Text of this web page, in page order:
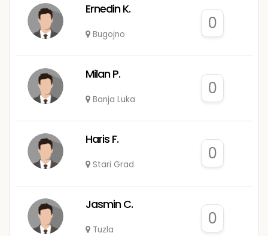
Ernedin K.
Bugojno
0
Milan P.
Banja Luka
0
Haris F.
Stari Grad
0
Jasmin C.
Tuzla
0